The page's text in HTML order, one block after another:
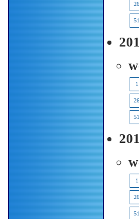
26
51
1
26
51
1
26
51